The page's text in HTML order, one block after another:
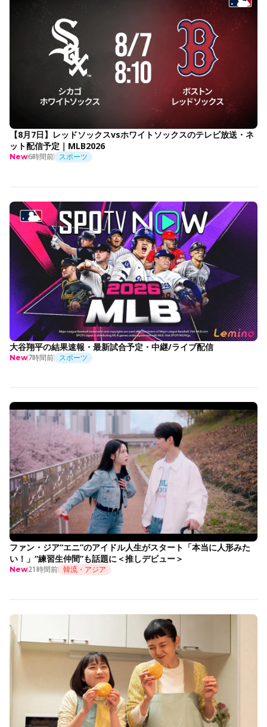
【8月7日】レッドソックスvsホワイトソックスのテレビ放送・ネ
ット配信予定｜MLB2026
New6時間前 スポーツ
大谷翔平の結果速報・最新試合予定・中継/ライブ配信
New7時間前 スポーツ
ファン・ジア“エニ”のアイドル人生がスタート「本当に人形みた
い！」“練習生仲間”も話題に＜推しデビュー＞
New21時間前 韓流・アジア